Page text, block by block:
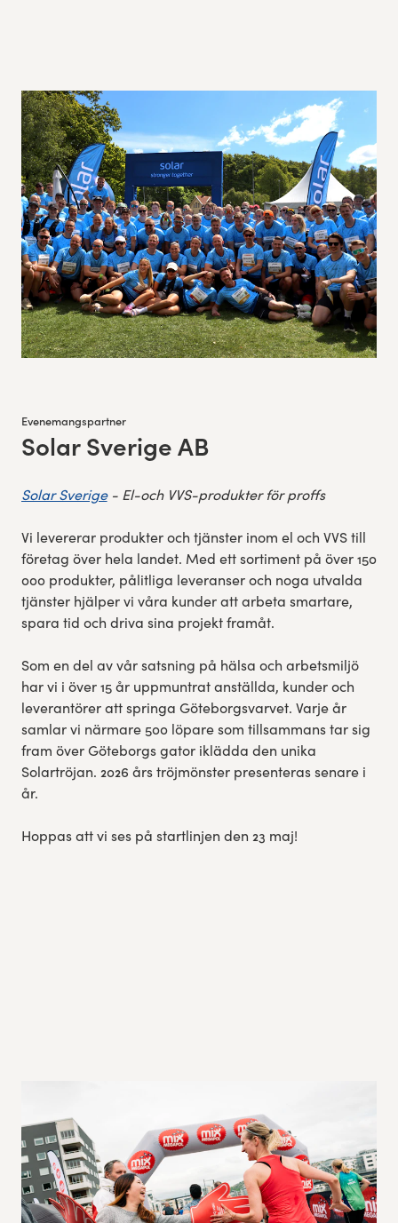
Evenemangspartner
:Solar Sverige AB
Solar Sverige- El-och VVS-produkter för proffs
Vi levererar produkter och tjänster inom el och VVS till
företag över hela landet. Med ett sortiment på över 150
000 produkter, pålitliga leveranser och noga utvalda
tjänster hjälper vi våra kunder att arbeta smartare,
spara tid och driva sina projekt framåt.
Som en del av vår satsning på hälsa och arbetsmiljö
har vi i över 15 år uppmuntrat anställda, kunder och
leverantörer att springa Göteborgsvarvet. Varje år
samlar vi närmare 500 löpare som tillsammans tar sig
fram över Göteborgs gator iklädda den unika
Solartröjan. 2026 års tröjmönster presenteras senare i
år.
Hoppas att vi ses på startlinjen den 23 maj!